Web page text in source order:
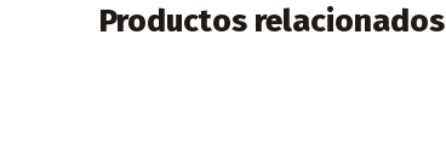
Productos relacionados